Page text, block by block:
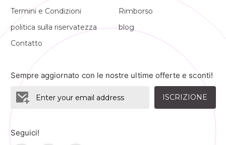
Termini e Condizioni
politica sulla riservatezza
Contatto
Rimborso
blog
Sempre aggiornato con le nostre ultime offerte e sconti!
ISCRIZIONE
Seguici!